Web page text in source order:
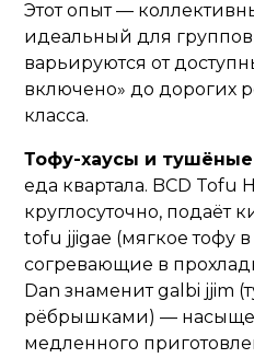
Этот опыт —
идеальный для
варьируются от
включено» до дорогих
класса.
Тофу-хаусы и
еда квартала. BCD Tofu
круглосуточно, подаёт
tofu jjigae (мягкое тофу
согревающие в
Dan знаменит galbi jjim
рёбрышками) —
медленного